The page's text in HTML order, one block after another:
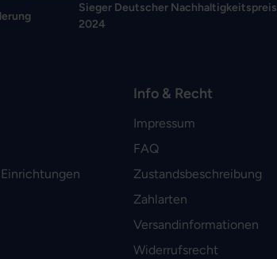
Sieger Deutscher Nachhaltigkeitspreis
2024
Info & Recht
Impressum
FAQ
Zustandsbeschreibung
Zahlarten
Versandinformationen
Widerrufsrecht